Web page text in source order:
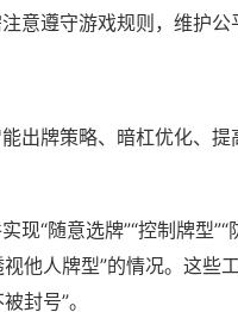
意遵守游戏规则，维护公
出牌策略、暗杠优化、
“随意选牌”“控制牌型
他人牌型”的情况。这些
封号”。